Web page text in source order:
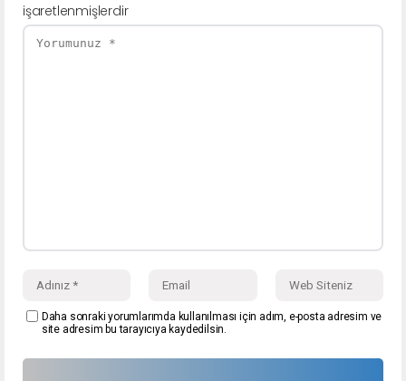
işaretlenmişlerdir
Daha sonraki yorumlarımda kullanılması için adım, e-posta adresim ve
site adresim bu tarayıcıya kaydedilsin.